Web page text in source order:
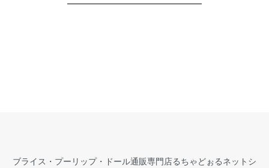
ブライス・プーリップ・ドール通販専門店るちゃどぉるネットシ